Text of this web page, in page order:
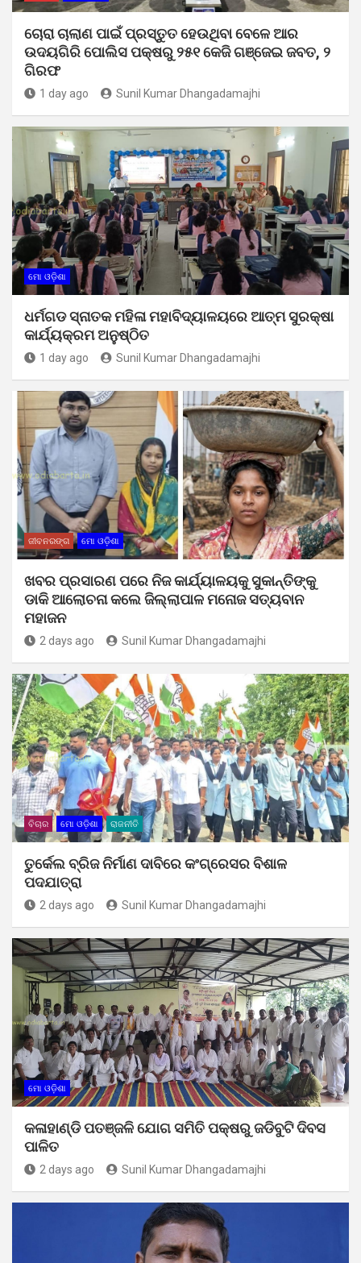
ଚୋରା ଚାଲାଣ ପାଇଁ ପ୍ରସ୍ତୁତ ହେଉଥିବା ବେଳେ ଆର
ଉଦୟଗିରି ପୋଲିସ ପକ୍ଷରୁ ୨୫୧ କେଜି ଗଞ୍ଜେଇ ଜବତ, ୨
ଗିରଫ
1 day ago Sunil Kumar Dhangadamajhi
ମୋ ଓଡ଼ିଶା
ଧର୍ମଗଡ ସ୍ନାତକ ମହିଳା ମହାବିଦ୍ୟାଳୟରେ ଆତ୍ମ ସୁରକ୍ଷା
କାର୍ଯ୍ୟକ୍ରମ ଅନୁଷ୍ଠିତ
1 day ago Sunil Kumar Dhangadamajhi
ଜୀବନରଙ୍ଗ ମୋ ଓଡ଼ିଶା
ଖବର ପ୍ରସାରଣ ପରେ ନିଜ କାର୍ଯ୍ୟାଳୟକୁ ସୁକାନ୍ତିଙ୍କୁ
ଡାକି ଆଲୋଚନା କଲେ ଜିଲ୍ଲାପାଳ ମନୋଜ ସତ୍ୟବାନ
ମହାଜନ
2 days ago Sunil Kumar Dhangadamajhi
ବିଚାର ମୋ ଓଡ଼ିଶା ରାଜନୀତି
ତୁର୍କେଲ ବ୍ରିଜ ନିର୍ମାଣ ଦାବିରେ କଂଗ୍ରେସର ବିଶାଳ
ପଦଯାତ୍ରା
2 days ago Sunil Kumar Dhangadamajhi
ମୋ ଓଡ଼ିଶା
କଳାହାଣ୍ଡି ପତଞ୍ଜଳି ଯୋଗ ସମିତି ପକ୍ଷରୁ ଜଡିବୁଟି ଦିବସ
ପାଳିତ
2 days ago Sunil Kumar Dhangadamajhi